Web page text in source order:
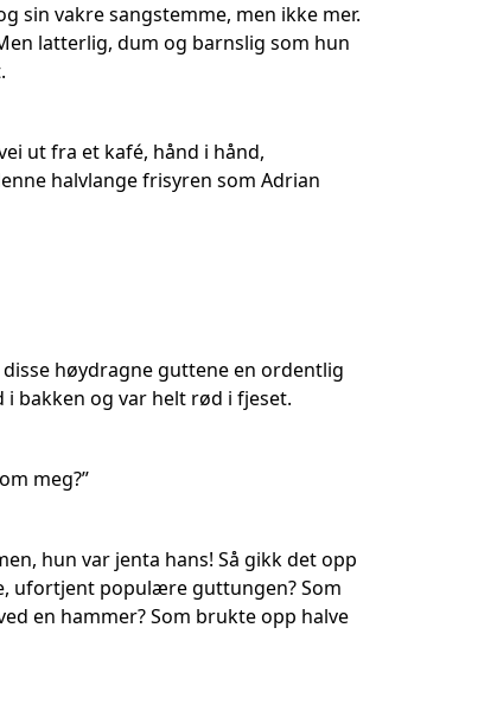
sin vakre sangstemme, men ikke mer.
latterlig, dum og barnslig som hun
ut fra et kafé, hånd i hånd,
halvlange frisyren som Adrian
høydragne guttene en ordentlig
bakken og var helt rød i fjeset.
meg?”
hun var jenta hans! Så gikk det opp
ufortjent populære guttungen? Som
en hammer? Som brukte opp halve